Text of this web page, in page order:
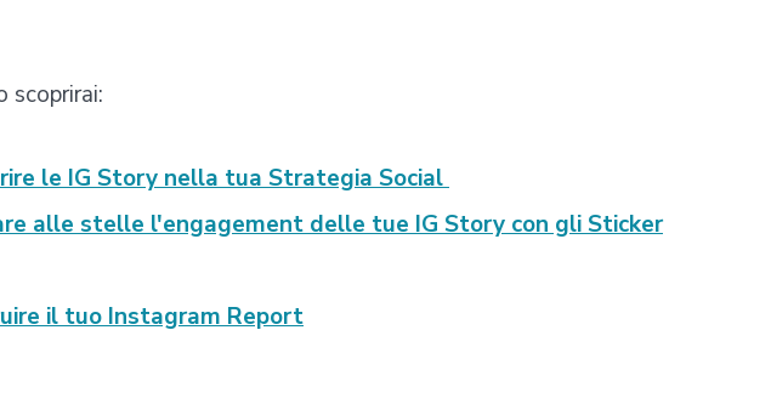
scoprirai:
le IG Story nella tua Strategia Social
alle stelle l'engagement delle tue IG Story con gli Sticker
il tuo Instagram Report